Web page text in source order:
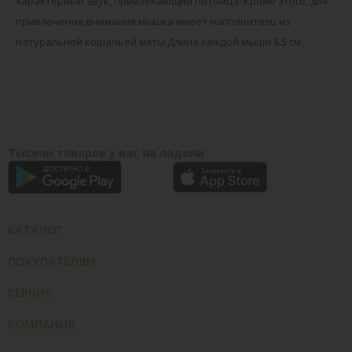
привлечения внимания мышка имеет наполнитель из
натуральной кошачьей мяты.Длина каждой мыши 6.5 см.